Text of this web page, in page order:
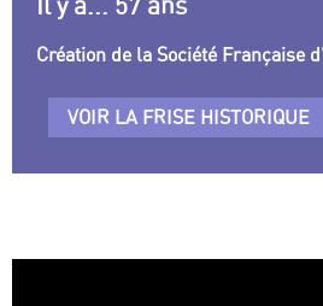
Création de la Société Française
VOIR LA FRISE HISTORIQUE